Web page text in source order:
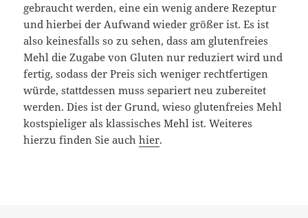
gebraucht werden, eine ein wenig andere Rezeptur
und hierbei der Aufwand wieder größer ist. Es ist
also keinesfalls so zu sehen, dass am glutenfreies
Mehl die Zugabe von Gluten nur reduziert wird und
fertig, sodass der Preis sich weniger rechtfertigen
würde, stattdessen muss separiert neu zubereitet
werden. Dies ist der Grund, wieso glutenfreies Mehl
kostspieliger als klassisches Mehl ist. Weiteres
hierzu finden Sie auchhier.